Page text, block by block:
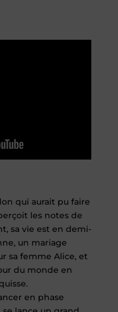
qui aurait pu faire
les notes de
sa vie est en demi-
un mariage
sa femme Alice, et
du monde en
en phase